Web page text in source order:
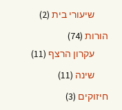
שיעורי בית (2)
הורות (74)
עקרון הרצף (11)
שינה (11)
חיזוקים (3)